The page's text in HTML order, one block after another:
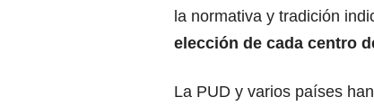
la normativa y tradición
elección de cada centro
La PUD y varios países